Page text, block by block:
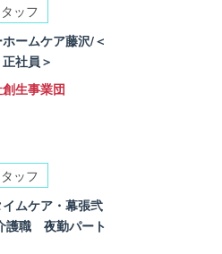
ッフ
ームケア藤沢/＜
社員＞
生事業団
ッフ
ムケア・幕張弐
護職 夜勤パート